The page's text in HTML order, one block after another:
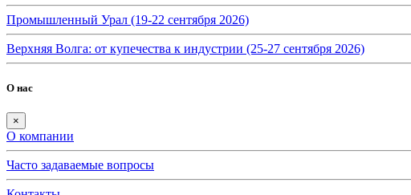
Промышленный Урал (19-22 сентября 2026)
Верхняя Волга: от купечества к индустрии (25-27 сентября 2026)
О нас
×
О компании
Часто задаваемые вопросы